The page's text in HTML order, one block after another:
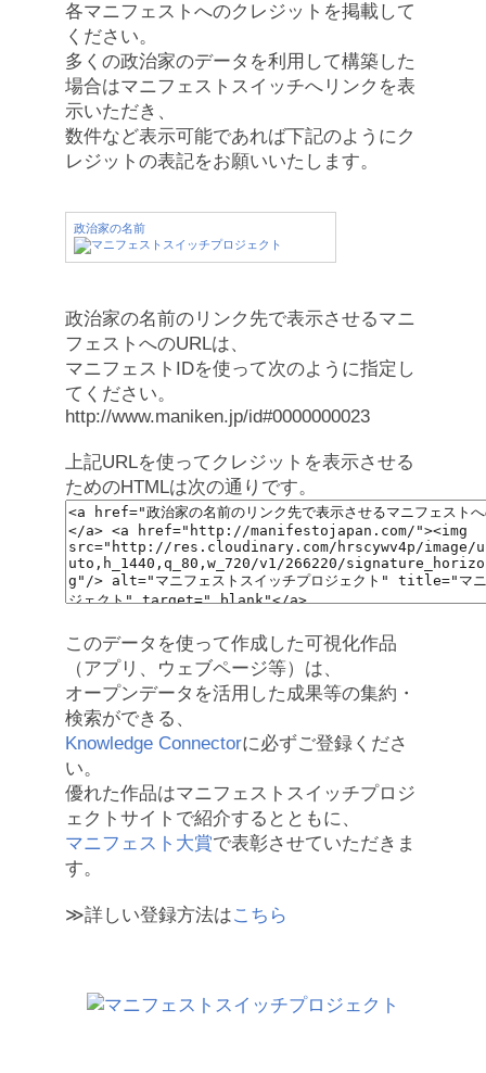
各マニフェストへのクレジットを掲載して
ください。
多くの政治家のデータを利用して構築した
場合はマニフェストスイッチへリンクを表
示いただき、
数件など表示可能であれば下記のようにク
レジットの表記をお願いいたします。
政治家の名前
政治家の名前のリンク先で表示させるマニ
フェストへのURLは、
マニフェストIDを使って次のように指定し
てください。
http://www.maniken.jp/id#0000000023
上記URLを使ってクレジットを表示させる
ためのHTMLは次の通りです。
このデータを使って作成した可視化作品
（アプリ、ウェブページ等）は、
オープンデータを活用した成果等の集約・
検索ができる、
Knowledge Connectorに必ずご登録くださ
い。
優れた作品はマニフェストスイッチプロジ
ェクトサイトで紹介するとともに、
マニフェスト大賞で表彰させていただきま
す。
≫詳しい登録方法はこちら